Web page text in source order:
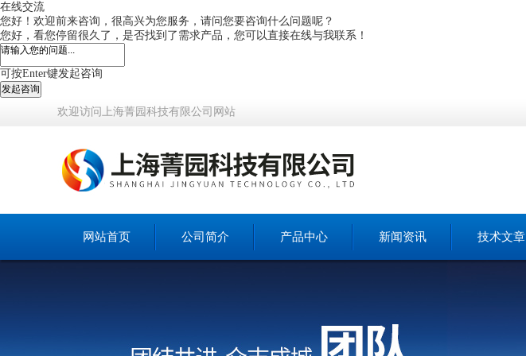
在线交流
您好！欢迎前来咨询，很高兴为您服务，请问您要咨询什么问题呢？
您好，看您停留很久了，是否找到了需求产品，您可以直接在线与我联系！
可按Enter键发起咨询
发起咨询
欢迎访问上海菁园科技有限公司网站
网站首页 公司简介 产品中心 新闻资讯 技术文章